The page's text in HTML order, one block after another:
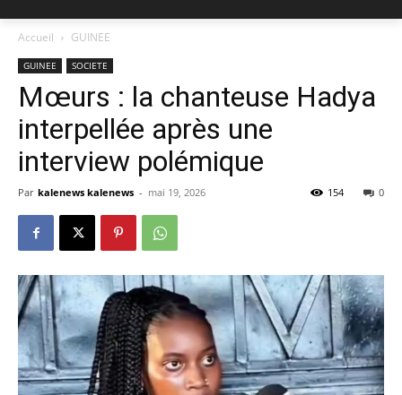
Accueil GUINEE
GUINEE SOCIETE
Mœurs : la chanteuse Hadya
interpellée après une
interview polémique
Par kalenews kalenews - mai 19, 2026 0
154